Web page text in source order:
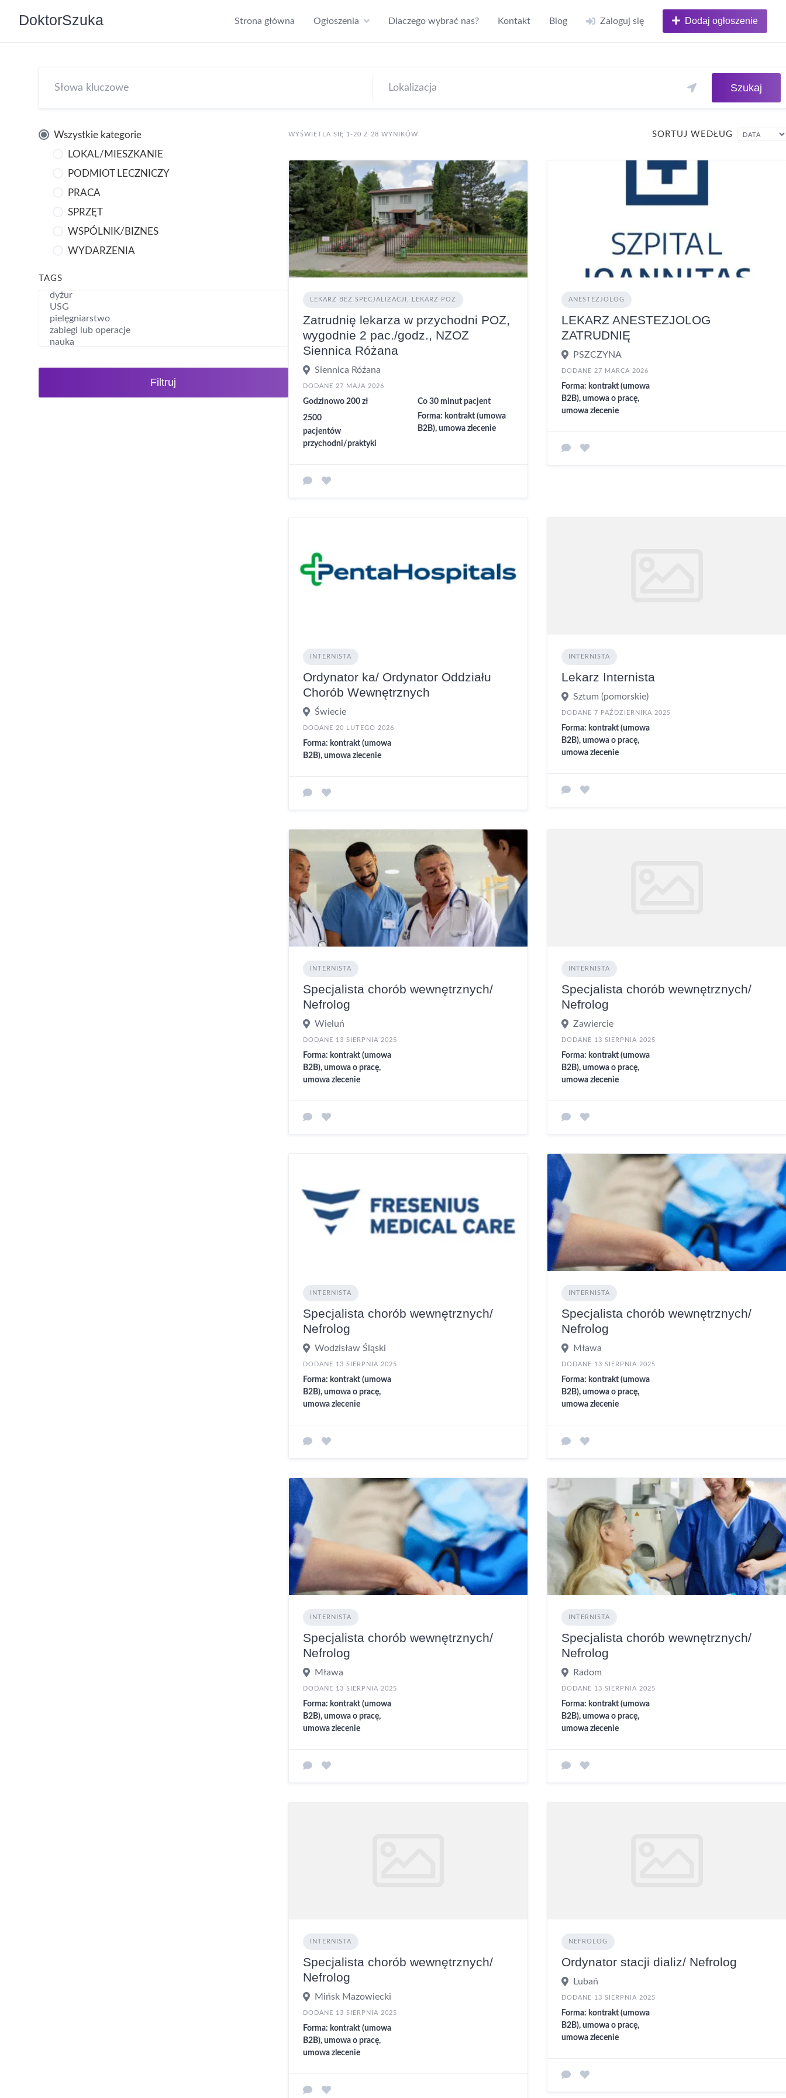
DoktorSzuka Strona główna Ogłoszenia Dlaczego wybrać nas? Kontakt Blog Zaloguj się Dodaj ogłoszenie
Szukaj
Wszystkie kategorie
LOKAL/MIESZKANIE
PODMIOT LECZNICZY
PRACA
SPRZĘT
WSPÓLNIK/BIZNES
WYDARZENIA
TAGS
Filtruj
WYŚWIETLA SIĘ 1-20 Z 28 WYNIKÓW SORTUJ WEDŁUG
LEKARZ BEZ SPECJALIZACJI, LEKARZ POZ
Zatrudnię lekarza w przychodni POZ,
wygodnie 2 pac./godz., NZOZ
Siennica Różana
Siennica Różana
DODANE 27 MAJA 2026
Godzinowo 200 zł
Co 30 minut pacjent
2500
pacjentów
przychodni/praktyki
Forma: kontrakt (umowa
B2B), umowa zlecenie
ANESTEZJOLOG
LEKARZ ANESTEZJOLOG
ZATRUDNIĘ
PSZCZYNA
DODANE 27 MARCA 2026
Forma: kontrakt (umowa
B2B), umowa o pracę,
umowa zlecenie
INTERNISTA
Ordynator ka/ Ordynator Oddziału
Chorób Wewnętrznych
Świecie
DODANE 20 LUTEGO 2026
Forma: kontrakt (umowa
B2B), umowa zlecenie
INTERNISTA
Lekarz Internista
Sztum (pomorskie)
DODANE 7 PAŹDZIERNIKA 2025
Forma: kontrakt (umowa
B2B), umowa o pracę,
umowa zlecenie
INTERNISTA
Specjalista chorób wewnętrznych/
Nefrolog
Wieluń
DODANE 13 SIERPNIA 2025
Forma: kontrakt (umowa
B2B), umowa o pracę,
umowa zlecenie
INTERNISTA
Specjalista chorób wewnętrznych/
Nefrolog
Zawiercie
DODANE 13 SIERPNIA 2025
Forma: kontrakt (umowa
B2B), umowa o pracę,
umowa zlecenie
INTERNISTA
Specjalista chorób wewnętrznych/
Nefrolog
Wodzisław Śląski
DODANE 13 SIERPNIA 2025
Forma: kontrakt (umowa
B2B), umowa o pracę,
umowa zlecenie
INTERNISTA
Specjalista chorób wewnętrznych/
Nefrolog
Mława
DODANE 13 SIERPNIA 2025
Forma: kontrakt (umowa
B2B), umowa o pracę,
umowa zlecenie
INTERNISTA
Specjalista chorób wewnętrznych/
Nefrolog
Mława
DODANE 13 SIERPNIA 2025
Forma: kontrakt (umowa
B2B), umowa o pracę,
umowa zlecenie
INTERNISTA
Specjalista chorób wewnętrznych/
Nefrolog
Radom
DODANE 13 SIERPNIA 2025
Forma: kontrakt (umowa
B2B), umowa o pracę,
umowa zlecenie
INTERNISTA
Specjalista chorób wewnętrznych/
Nefrolog
Mińsk Mazowiecki
DODANE 13 SIERPNIA 2025
Forma: kontrakt (umowa
B2B), umowa o pracę,
umowa zlecenie
NEFROLOG
Ordynator stacji dializ/ Nefrolog
Lubań
DODANE 13 SIERPNIA 2025
Forma: kontrakt (umowa
B2B), umowa o pracę,
umowa zlecenie